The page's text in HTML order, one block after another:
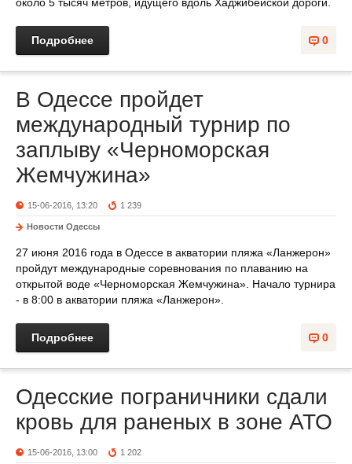
0
Подробнее
В Одессе пройдет
международный турнир по
заплыву «Черноморская
Жемчужина»
15-06-2016, 13:20 1 239
Новости Одессы
27 июня 2016 года в Одессе в акватории пляжа «Ланжерон»
пройдут международные соревнования по плаванию на
открытой воде «Черноморская Жемчужина». Начало турнира
- в 8:00 в акватории пляжа «Ланжерон».
0
Подробнее
Одесские пограничники сдали
кровь для раненых в зоне АТО
15-06-2016, 13:00 1 202